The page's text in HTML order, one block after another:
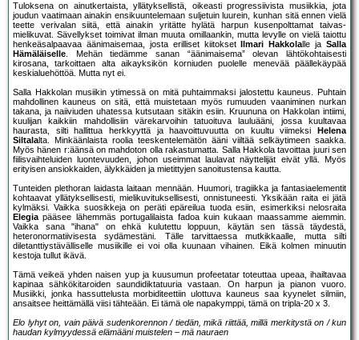
Tuloksena on ainutkertaista, yllätyksellistä, oikeasti progressiivista musiikkia, jota
joudun vaatimaan ainakin ensikuuntelemaan suljetuin luurein, kunhan sitä ennen vielä
teette verivalan siitä, että ainakin yritätte hylätä harpun kusenpolttamat taivas-
mielikuvat. Sävellykset toimivat ilman muuta omillaankin, mutta levylle on vielä taiottu
henkeäsalpaavaa äänimaisemaa, josta erilliset kiitokset
Ilmari Hakkolalle ja Salla
Hämäläiselle. Mehän tiedämme sanan “äänimaisema” olevan lähtökohtaisesti
kirosana, tarkoittaen alta aikayksikön korniuden puolelle menevää päällekäypää
keskialuehöttöä. Mutta nyt ei.
Salla Hakkolan musiikin ytimessä on mitä puhtaimmaksi jalostettu kauneus. Puhtain
mahdollinen kauneus on sitä, että muistetaan myös rumuuden vaaniminen nurkan
takana, ja naiiviuden uhatessa kutsutaan sitäkin esiin. Kruununa on Hakkolan intiimi,
kuulijan kaikkiin mahdollisiin värekarvoihin tatuoituva lauluääni, jossa kuultavaa
haurasta, silti hallittua herkkyyttä ja haavoittuvuutta on kuultu viimeksi
Helena
Siltalalta. Minkäänlaista roolia teeskentelemätön ääni viiltää selkäytimeen saakka.
Myös hänen r:äänsä on mahdoton olla rakastumatta. Salla Hakkola tavoittaa juuri sen
fiilisvaihteluiden luontevuuden, johon useimmat laulavat näyttelijät eivät yllä. Myös
erityisen ansiokkaiden, älykkäiden ja mietittyjen sanoitustensa kautta.
Tunteiden plethoran laidasta laitaan mennään. Huumori, tragiikka ja fantasiaelementit
kohtaavat yllätyksellisesti, mielikuvituksellisesti, onnistuneesti. Yksikään raita ei jätä
kylmäksi. Vaikka suosikkeja on peräti epäreilua tuoda esiin, esimerkiksi nelosraita
Elegiapääsee lähemmäs portugalilaista fadoa kuin kukaan maassamme aiemmin.
Vaikka sana "ihana" on ehkä kulutettu loppuun, käytän sen tässä täydestä,
heteronormatiivisesta sydämestäni. Tälle tarvittaessa mutkikkaalle, mutta silti
diletanttiystävälliselle musiikille ei voi olla kuunaan vihainen. Eikä kolmen minuutin
kestoja tullut ikävä.
Tämä veikeä yhden naisen yup ja kuusumun profeetatar toteuttaa upeaa, ihailtavaa
kapinaa sähkökitaroiden saundidiktatuuria vastaan. On harpun ja pianon vuoro.
Musiikki, jonka hassuttelusta morbiditeettiin ulottuva kauneus saa kyynelet silmiin,
ansaitsee heittämällä viisi tähteään. Ei tämä ole napakymppi, tämä on tripla-20 x 3.
Elo lyhyt on, vain päivä sudenkorennon / tiedän, mikä riittää, millä merkitystä on / kun
haudan kylmyydessä elämääni muistelen – mä nauraen